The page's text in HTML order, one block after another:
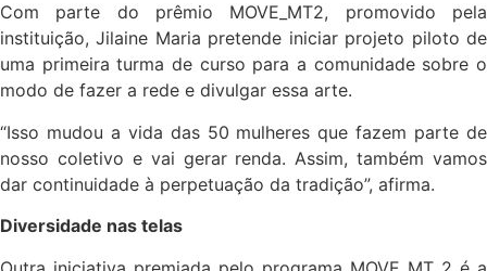
Com parte do prêmio MOVE_MT2, promovido pela
instituição, Jilaine Maria pretende iniciar projeto piloto de
uma primeira turma de curso para a comunidade sobre o
modo de fazer a rede e divulgar essa arte.
“Isso mudou a vida das 50 mulheres que fazem parte de
nosso coletivo e vai gerar renda. Assim, também vamos
dar continuidade à perpetuação da tradição”, afirma.
Diversidade nas telas